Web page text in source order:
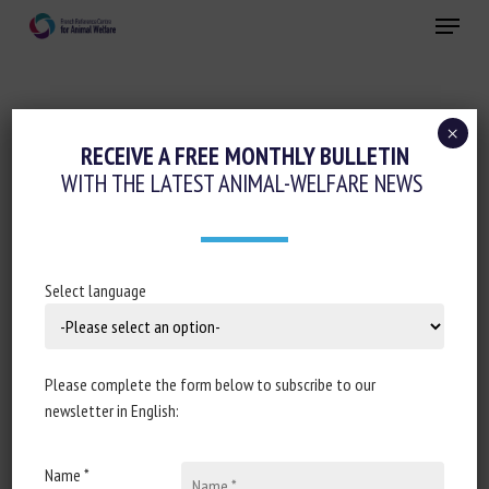
Menu
Conferences-Seminars-Training
ÉLEVAGES HERBIVORES : LES APPORTS DE
LA BIODIVERSITÉ, DES SOLS AUX
L’INNOVATION AGRONOMIQUE LE 12
DÉCEMBRE 2024
November 2024
RECEIVE A FREE MONTHLY BULLETIN
WITH THE LATEST ANIMAL-WELFARE NEWS
Select language
Please complete the form below to subscribe to our
newsletter in English:
Name *
×